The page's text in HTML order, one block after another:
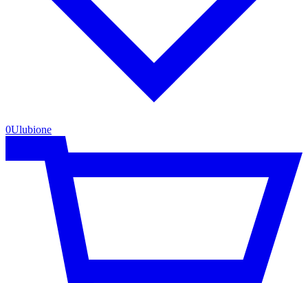
0Ulubione